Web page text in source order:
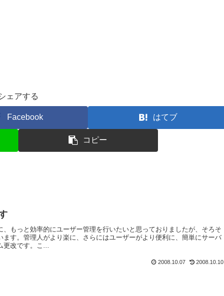
ェアする
Facebook はてブ
コピー
もっと効率的にユーザー管理を行いたいと思っておりましたが、そろそ
ます。管理人がより楽に、さらにはユーザーがより便利に、簡単にサーバ
改です。こ...
2008.10.07 2008.10.10